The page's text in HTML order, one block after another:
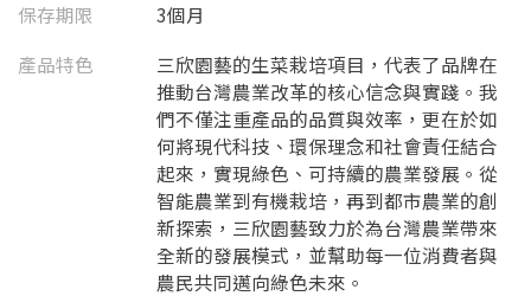
保存期限
3個月
產品特色
三欣園藝的生菜栽培項目，代表了品牌在
推動台灣農業改革的核心信念與實踐。我
們不僅注重產品的品質與效率，更在於如
何將現代科技、環保理念和社會責任結合
起來，實現綠色、可持續的農業發展。從
智能農業到有機栽培，再到都市農業的創
新探索，三欣園藝致力於為台灣農業帶來
全新的發展模式，並幫助每一位消費者與
農民共同邁向綠色未來。